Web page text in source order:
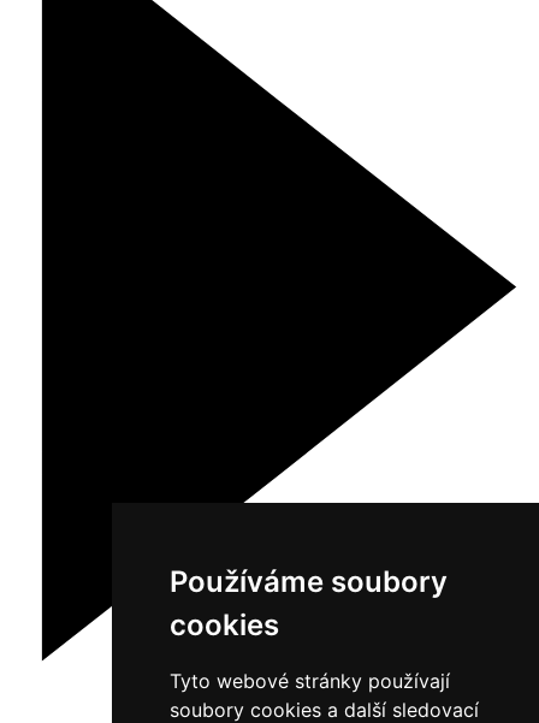
Používáme soubory
cookies
Tyto webové stránky používají
soubory cookies a další sledovací